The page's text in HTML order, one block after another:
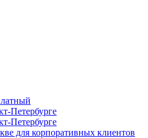
Петербурге
Петербурге
для корпоративных клиентов